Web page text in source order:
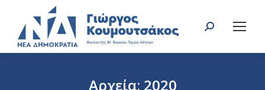
Search:
Αρχεία: 2020